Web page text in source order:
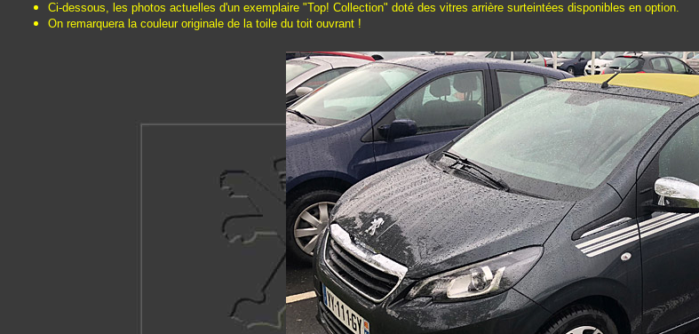
Ci-dessous, les photos actuelles d'un exemplaire "Top! Collection" doté des vitres arrière surteintées disponibles en option.
On remarquera la couleur originale de la toile du toit ouvrant !